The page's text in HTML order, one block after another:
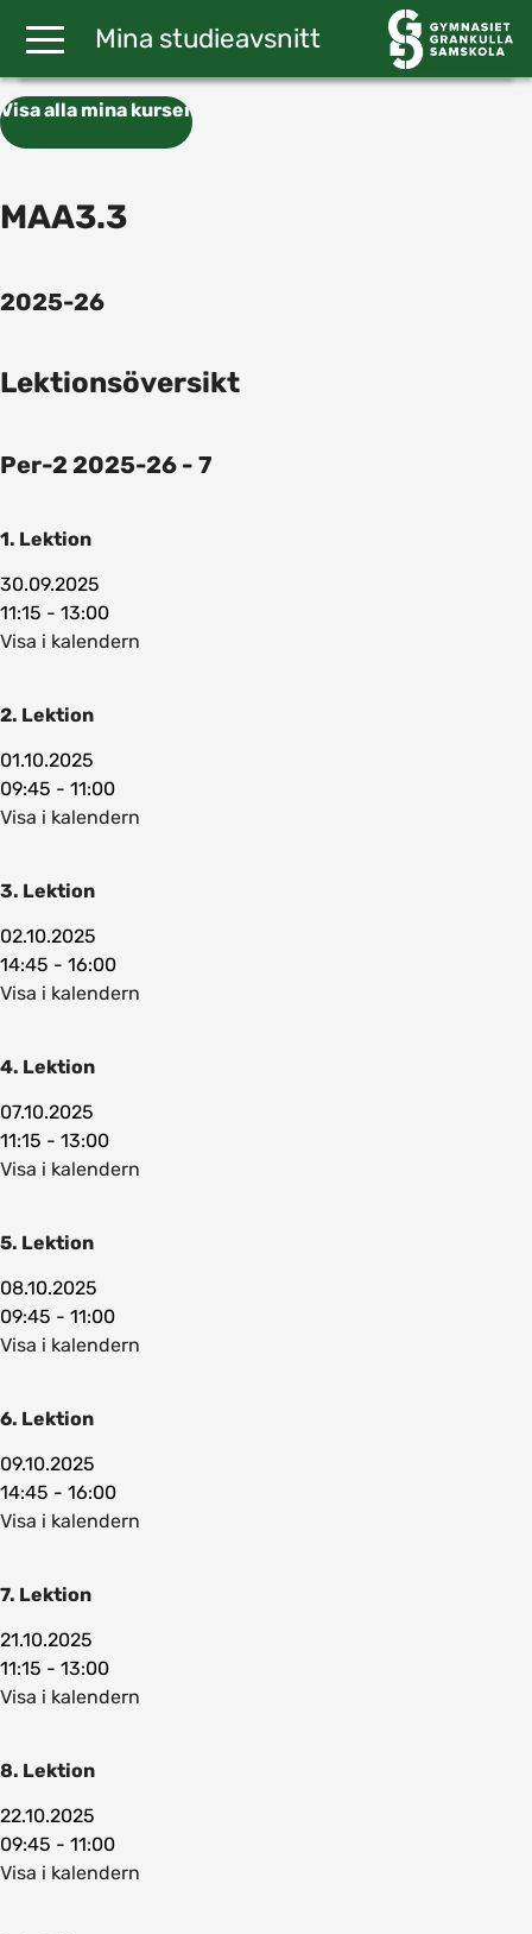
Mina studieavsnitt
Visa alla mina kurser
MAA3.3
2025-26
Lektionsöversikt
Per-2 2025-26 - 7
1. Lektion
30.09.2025
11:15 - 13:00
Visa i kalendern
2. Lektion
01.10.2025
09:45 - 11:00
Visa i kalendern
3. Lektion
02.10.2025
14:45 - 16:00
Visa i kalendern
4. Lektion
07.10.2025
11:15 - 13:00
Visa i kalendern
5. Lektion
08.10.2025
09:45 - 11:00
Visa i kalendern
6. Lektion
09.10.2025
14:45 - 16:00
Visa i kalendern
7. Lektion
21.10.2025
11:15 - 13:00
Visa i kalendern
8. Lektion
22.10.2025
09:45 - 11:00
Visa i kalendern